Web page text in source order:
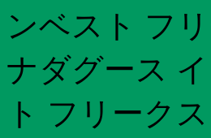
ンベスト フ
ナダグース
ト フリーク